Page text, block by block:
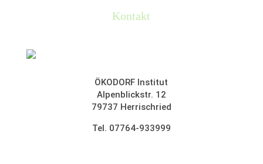
Kontakt
ÖKODORF Institut
Alpenblickstr. 12
79737 Herrischried
Tel. 07764-933999